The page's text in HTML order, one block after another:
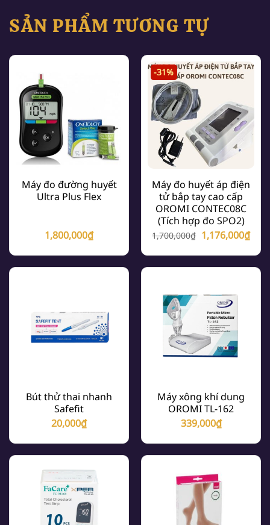
SẢN PHẨM TƯƠNG TỰ
Máy đo đường huyết
Ultra Plus Flex
1,800,000₫
-31%
Máy đo huyết áp điện
tử bắp tay cao cấp
OROMI CONTEC08C
(Tích hợp đo SPO2)
1,700,000₫ Giá
là:
1,176,000₫Giá
hiện
tại
Bút thử thai nhanh
Safefit
20,000₫
Máy xông khí dung
OROMI TL-162
339,000₫